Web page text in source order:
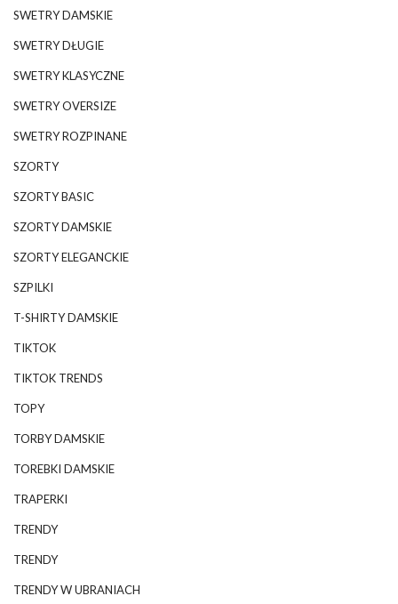
SWETRY DAMSKIE
SWETRY DŁUGIE
SWETRY KLASYCZNE
SWETRY OVERSIZE
SWETRY ROZPINANE
SZORTY
SZORTY BASIC
SZORTY DAMSKIE
SZORTY ELEGANCKIE
SZPILKI
T-SHIRTY DAMSKIE
TIKTOK
TIKTOK TRENDS
TOPY
TORBY DAMSKIE
TOREBKI DAMSKIE
TRAPERKI
TRENDY
TRENDY
TRENDY W UBRANIACH